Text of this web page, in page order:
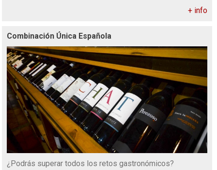
+ info
Combinación Única Española
¿Podrás superar todos los retos gastronómicos?